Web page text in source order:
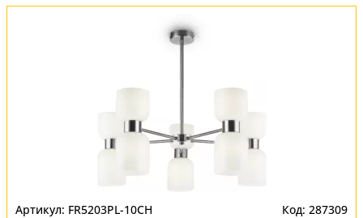
FR5203PL-10CH 287309